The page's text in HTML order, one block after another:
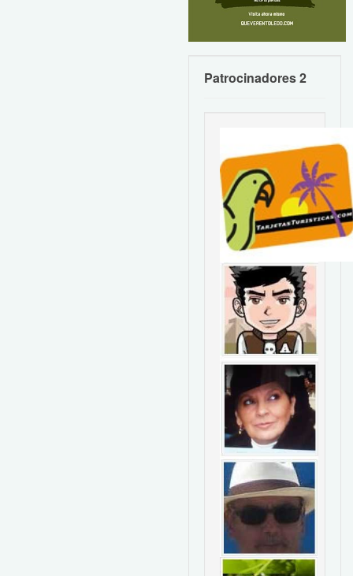
Patrocinadores 2